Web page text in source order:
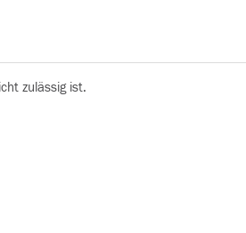
zulässig ist.